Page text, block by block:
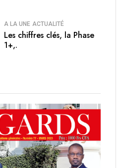
A LA UNE ACTUALITÉ
Les chiffres clés, la Phase
1+,.